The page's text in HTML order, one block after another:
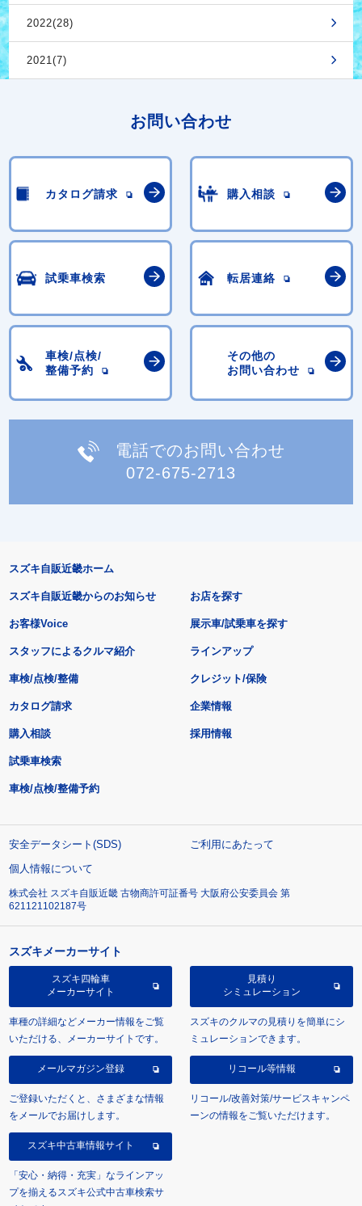
2022(28)
2021(7)
お問い合わせ
カタログ請求 購入相談
試乗車検索 転居連絡
車検/点検/
整備予約
その他の
お問い合わせ
電話でのお問い合わせ
072-675-2713
スズキ自販近畿ホーム
スズキ自販近畿からのお知らせ
お客様Voice
スタッフによるクルマ紹介
お店を探す
展示車/試乗車を探す
ラインアップ
車検/点検/整備 クレジット/保険
カタログ請求
購入相談
試乗車検索
車検/点検/整備予約
企業情報
採用情報
安全データシート(SDS)
ご利用にあたって
個人情報について
株式会社 スズキ自販近畿 古物商許可証番号 大阪府公安委員会 第
621121102187号
スズキメーカーサイト
スズキ四輪車
メーカーサイト
車種の詳細などメーカー情報をご覧
いただける、メーカーサイトです。
見積り
シミュレーション
スズキのクルマの見積りを簡単にシ
ミュレーションできます。
メールマガジン登録
ご登録いただくと、さまざまな情報
をメールでお届けします。
リコール等情報
リコール/改善対策/サービスキャンペ
ーンの情報をご覧いただけます。
スズキ中古車情報サイト
「安心・納得・充実」なラインアッ
プを揃えるスズキ公式中古車検索サ